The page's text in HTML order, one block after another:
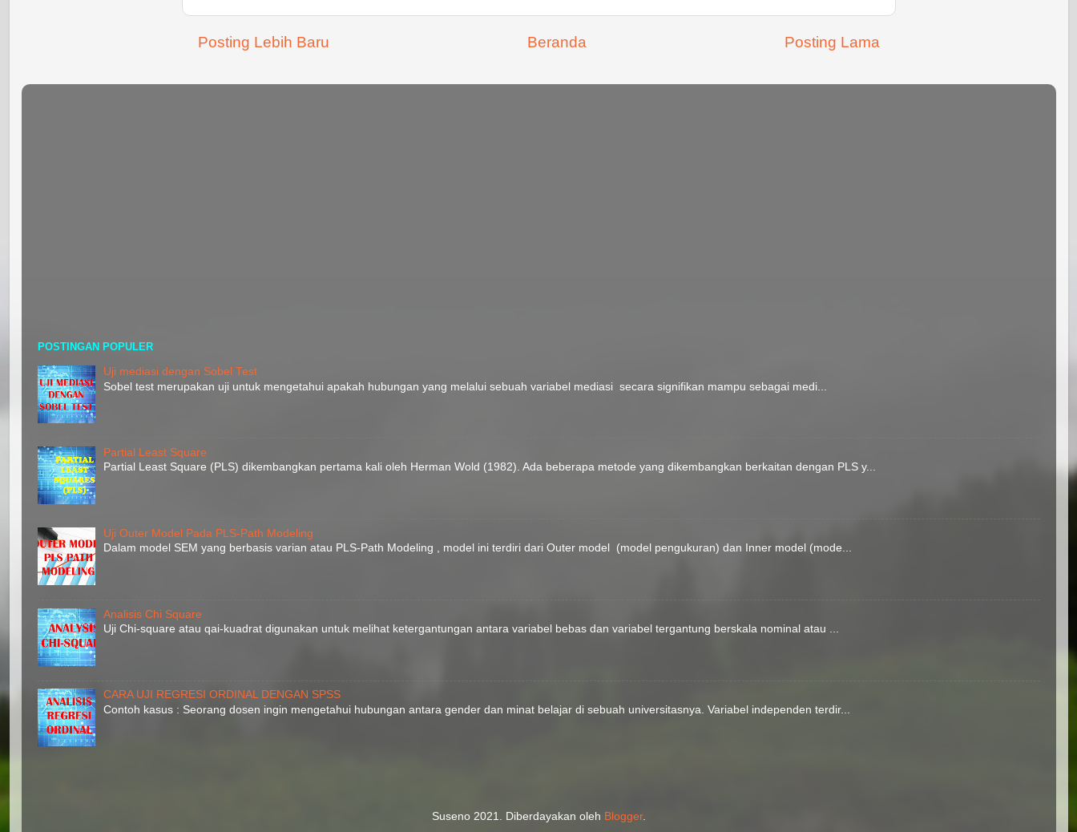
Posting Lebih Baru Posting Lama
Beranda
POSTINGAN POPULER
Uji mediasi dengan Sobel Test
Sobel test merupakan uji untuk mengetahui apakah hubungan yang melalui sebuah variabel mediasi secara signifikan mampu sebagai medi...
Partial Least Square
Partial Least Square (PLS) dikembangkan pertama kali oleh Herman Wold (1982). Ada beberapa metode yang dikembangkan berkaitan dengan PLS y...
Uji Outer Model Pada PLS-Path Modeling
Dalam model SEM yang berbasis varian atau PLS-Path Modeling , model ini terdiri dari Outer model (model pengukuran) dan Inner model (mode...
Analisis Chi Square
Uji Chi-square atau qai-kuadrat digunakan untuk melihat ketergantungan antara variabel bebas dan variabel tergantung berskala nominal atau ...
CARA UJI REGRESI ORDINAL DENGAN SPSS
Contoh kasus : Seorang dosen ingin mengetahui hubungan antara gender dan minat belajar di sebuah universitasnya. Variabel independen terdir...
Suseno 2021. Diberdayakan oleh Blogger.